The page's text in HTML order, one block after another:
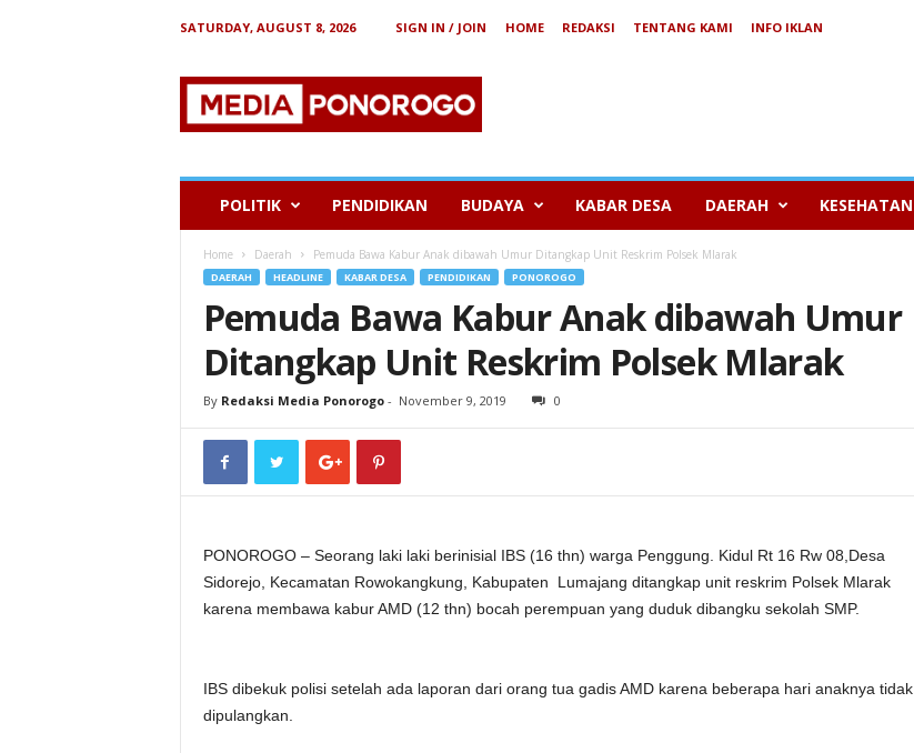
SATURDAY, AUGUST 8, 2026 SIGN IN / JOIN HOME REDAKSI TENTANG KAMI
INFO IKLAN
e
POLITIK PENDIDIKAN BUDAYA KABAR DESA DAERAH KESEHATAN
Home Daerah Pemuda Bawa Kabur Anak dibawah Umur Ditangkap Unit Reskrim Polsek Mlarak
DAERAH HEADLINE KABAR DESA PENDIDIKAN PONOROGO
Pemuda Bawa Kabur Anak dibawah Umur
Ditangkap Unit Reskrim Polsek Mlarak
By Redaksi Media Ponorogo- November 9, 2019 0
PONOROGO – Seorang laki laki berinisial IBS (16 thn) warga Penggung. Kidul Rt 16 Rw 08,Desa
Sidorejo, Kecamatan Rowokangkung, Kabupaten Lumajang ditangkap unit reskrim Polsek Mlarak
karena membawa kabur AMD (12 thn) bocah perempuan yang duduk dibangku sekolah SMP.
IBS dibekuk polisi setelah ada laporan dari orang tua gadis AMD karena beberapa hari anaknya tidak
dipulangkan.